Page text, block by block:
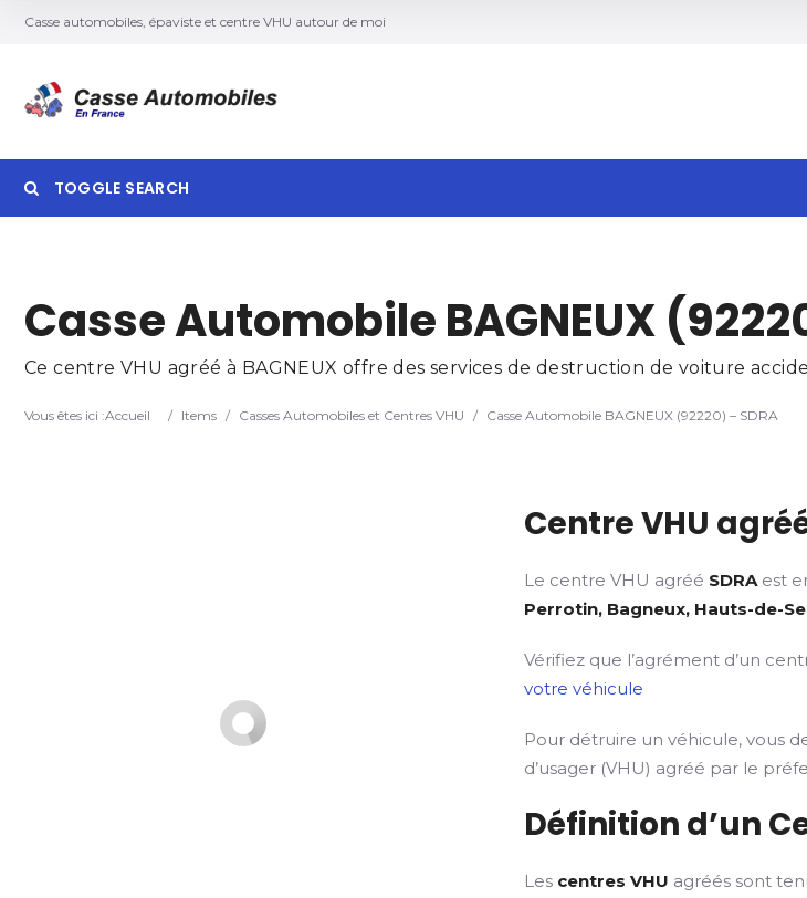
Casse automobiles, épaviste et centre VHU autour de moi
TOGGLE SEARCH
Search
Casse Automobile BAGNEUX
Ce centre VHU agréé à BAGNEUX offre des services de destruction de voiture
Vous êtes ici :Accueil / Items / Casses Automobiles et Centres VHU / Casse Automobile BAGNEUX (92220) – SDRA
Centre VHU
Le centre VHU agréé SDRAest
Perrotin, Bagneux, Hauts-de-
Vérifiez que l’agrément d’un
votre véhicule
Pour détruire un véhicule, vous
d’usager (VHU) agréé par le
Définition d’un
Les centres VHU agréés sont